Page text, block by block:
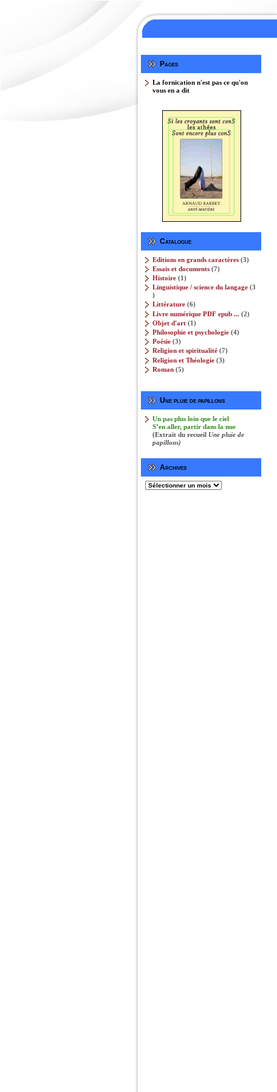
Pages
La fornication n'est pas ce qu'on
vous en a dit
Catalogue
Editions en grands caractères 33
Essais et documents 77
Histoire 11
produit
Linguistique / science du langage 3
3
produits
Littérature 66
produits
Livre numérique PDF epub ... 22
Objet d'art 11
produit
Philosophie et psychologie‎ 44
Poésie 33
produits
Religion et spiritualité 77
Religion et Théologie‎ 33
Roman 55
Une pluie de papillons
Un pas plus loin que le ciel
S’en aller, partir dans la nue
(Extrait du recueil Une pluie de
papillons)
Archives
Archives